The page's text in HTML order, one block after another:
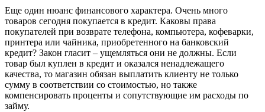
Еще один нюанс финансового характера. Очень много
товаров сегодня покупается в кредит. Каковы права
покупателей при возврате телефона, компьютера, кофеварки,
принтера или чайника, приобретенного на банковский
кредит? Закон гласит – ущемляться они не должны. Если
товар был куплен в кредит и оказался ненадлежащего
качества, то магазин обязан выплатить клиенту не только
сумму в соответствии со стоимостью, но также
компенсировать проценты и сопутствующие им расходы по
займу.